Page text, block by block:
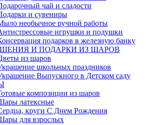
чай и сладости
и сувениры
необычное ручной работы
игрушки и подушки
подарков в железную банку
И ПОДАРКИ ИЗ ШАРОВ
из шаров
школьных праздников
Выпускного в Детском саду
композиции из шаров
латексные
круги С Днем Рождения
для взрослых